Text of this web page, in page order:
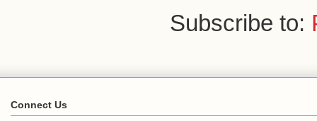
Subscribe to:
Connect Us